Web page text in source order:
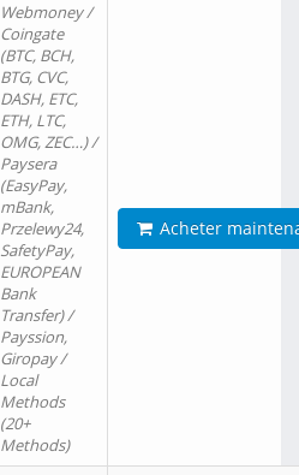
Webmoney /
Coingate
(BTC, BCH,
BTG, CVC,
DASH, ETC,
ETH, LTC,
OMG, ZEC…) /
Paysera
(EasyPay,
mBank,
Przelewy24,
SafetyPay,
EUROPEAN
Bank
Transfer) /
Payssion,
Giropay /
Local
Methods
(20+
Methods)
Acheter